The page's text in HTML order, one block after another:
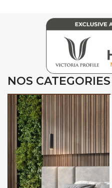
NOS CATEGORIES